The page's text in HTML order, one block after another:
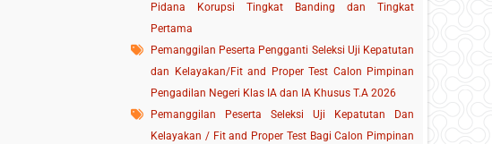
Pidana Korupsi Tingkat Banding dan Tingkat
Pertama
Pemanggilan Peserta Pengganti Seleksi Uji Kepatutan
dan Kelayakan/Fit and Proper Test Calon Pimpinan
Pengadilan Negeri Klas IA dan IA Khusus T.A 2026
Pemanggilan Peserta Seleksi Uji Kepatutan Dan
Kelayakan / Fit and Proper Test Bagi Calon Pimpinan